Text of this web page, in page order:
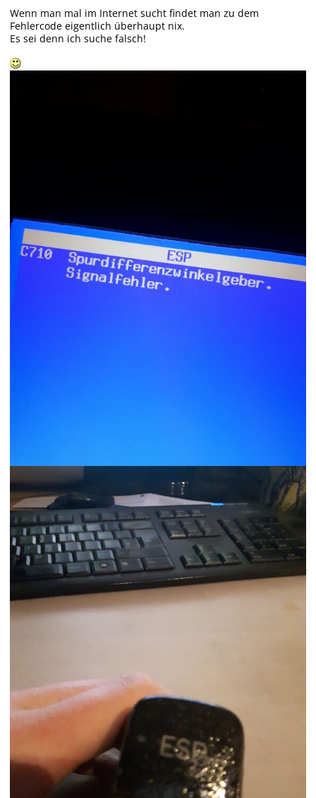
Wenn man mal im Internet sucht findet man zu dem
Fehlercode eigentlich überhaupt nix.
Es sei denn ich suche falsch!